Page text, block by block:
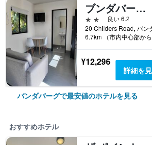
ブンダバーグ パーク ビレッジ
2つ星
良い 6.2
6.7km （市内中心部から
¥12,296
詳細を
バンダバーグで最安値のホテルを見る
おすすめホテル